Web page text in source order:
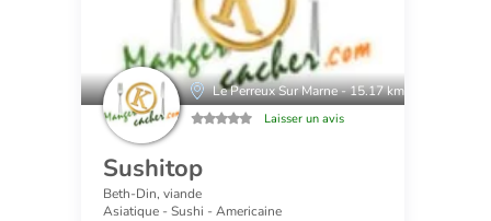
Le Perreux Sur Marne - 15.17 km
Laisser un avis
Sushitop
Beth-Din, viande
Asiatique - Sushi - Americaine